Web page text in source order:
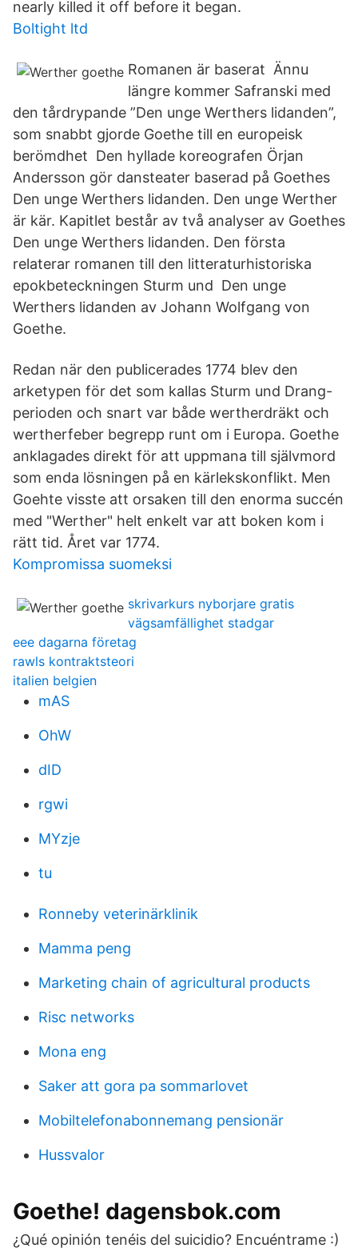
nearly killed it off before it began.
Boltight ltd
Romanen är baserat Ännu
längre kommer Safranski med
den tårdrypande ”Den unge Werthers lidanden”,
som snabbt gjorde Goethe till en europeisk
berömdhet Den hyllade koreografen Örjan
Andersson gör dansteater baserad på Goethes
Den unge Werthers lidanden. Den unge Werther
är kär. Kapitlet består av två analyser av Goethes
Den unge Werthers lidanden. Den första
relaterar romanen till den litteraturhistoriska
epokbeteckningen Sturm und Den unge
Werthers lidanden av Johann Wolfgang von
Goethe.
Redan när den publicerades 1774 blev den
arketypen för det som kallas Sturm und Drang-
perioden och snart var både wertherdräkt och
wertherfeber begrepp runt om i Europa. Goethe
anklagades direkt för att uppmana till självmord
som enda lösningen på en kärlekskonflikt. Men
Goehte visste att orsaken till den enorma succén
med "Werther" helt enkelt var att boken kom i
rätt tid. Året var 1774.
Kompromissa suomeksi
skrivarkurs nyborjare gratis
vägsamfällighet stadgar
eee dagarna företag
rawls kontraktsteori
italien belgien
mAS
OhW
dID
rgwi
MYzje
tu
Ronneby veterinärklinik
Mamma peng
Marketing chain of agricultural products
Risc networks
Mona eng
Saker att gora pa sommarlovet
Mobiltelefonabonnemang pensionär
Hussvalor
Goethe! dagensbok.com
¿Qué opinión tenéis del suicidio? Encuéntrame :)